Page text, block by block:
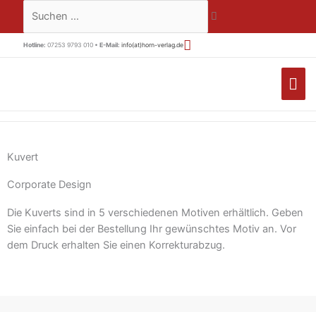
springen
Suchen …
Hotline: 07253 9793 010 • E-Mail: info(at)horn-verlag.de
Kuvert
Corporate Design
Die Kuverts sind in 5 verschiedenen Motiven erhältlich. Geben
Sie einfach bei der Bestellung Ihr gewünschtes Motiv an. Vor
dem Druck erhalten Sie einen Korrekturabzug.